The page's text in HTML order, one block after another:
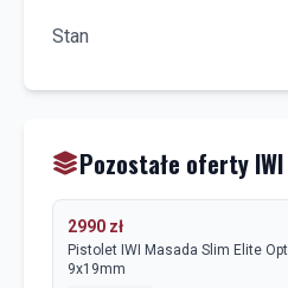
Stan
Pozostałe oferty
2990 zł
Pistolet IWI Masada Slim Elite
9x19mm